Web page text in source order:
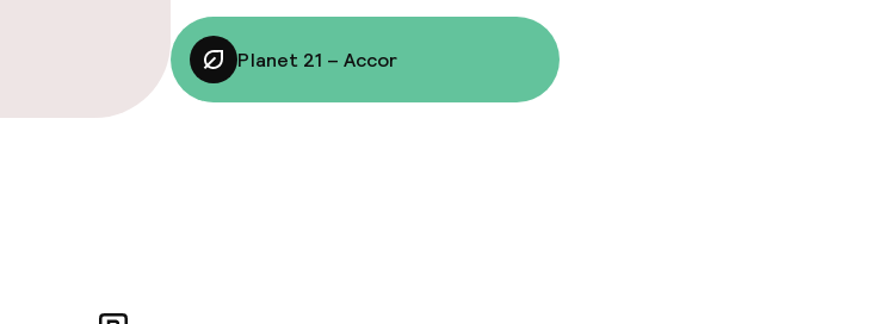
Planet 21 – Accor